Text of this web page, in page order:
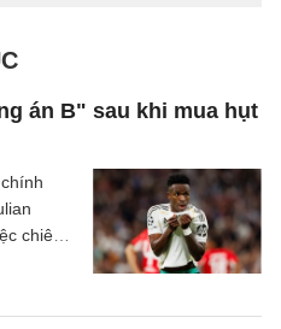
án B" sau khi mua hụt
chiêu